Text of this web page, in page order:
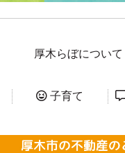
厚木らぼについて
子育て